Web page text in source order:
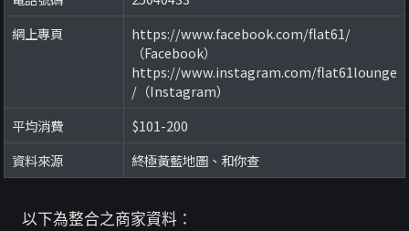
網上專頁
https://www.facebook.com/flat61/
（Facebook）
https://www.instagram.com/flat61lounge
/（Instagram）
平均消費
$101-200
資料來源
終極黃藍地圖、和你查
以下為整合之商家資料：